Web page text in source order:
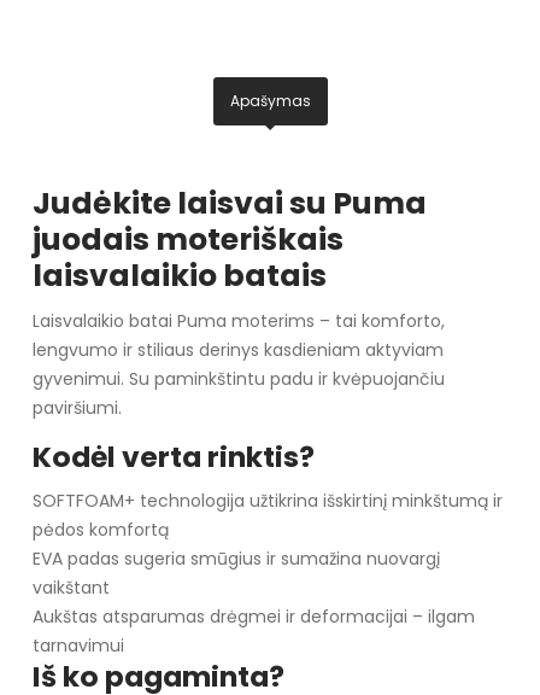
Apašymas
Judėkite laisvai su Puma
juodais moteriškais
laisvalaikio batais
Laisvalaikio batai Puma moterims – tai komforto,
lengvumo ir stiliaus derinys kasdieniam aktyviam
gyvenimui. Su paminkštintu padu ir kvėpuojančiu
paviršiumi.
Kodėl verta rinktis?
SOFTFOAM+ technologija užtikrina išskirtinį minkštumą ir
pėdos komfortą
EVA padas sugeria smūgius ir sumažina nuovargį
vaikštant
Aukštas atsparumas drėgmei ir deformacijai – ilgam
tarnavimui
Iš ko pagaminta?